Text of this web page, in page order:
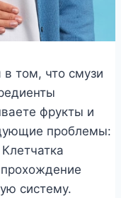
том, что смузи
фрукты и
проблемы:
Клетчатка
систему.